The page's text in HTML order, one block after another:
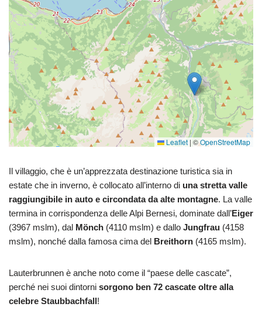
Leaflet | ©OpenStreetMap
Il villaggio, che è un’apprezzata destinazione turistica sia in
estate che in inverno, è collocato all’interno di una stretta valle
raggiungibile in auto e circondata da alte montagne. La valle
termina in corrispondenza delle Alpi Bernesi, dominate dall’Eiger
(3967 mslm), dal Mönch (4110 mslm) e dallo Jungfrau (4158
mslm), nonché dalla famosa cima del Breithorn (4165 mslm).
Lauterbrunnen è anche noto come il “paese delle cascate”,
perché nei suoi dintorni sorgono ben 72 cascate oltre alla
celebre Staubbachfall!